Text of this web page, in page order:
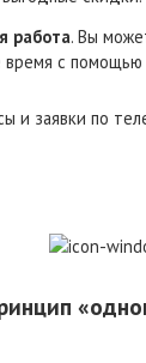
работа. Вы
с помощью
и заявки по